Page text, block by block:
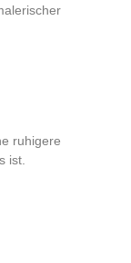
ruhigere
ist.